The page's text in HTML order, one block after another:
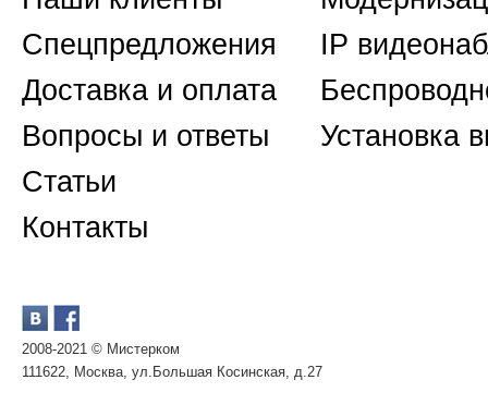
Спецпредложения
Доставка и оплата
Вопросы и ответы
Статьи
Контакты
2008-2021 © Мистерком
111622, Москва, ул.Большая Косинская, д.27
IP
Установка